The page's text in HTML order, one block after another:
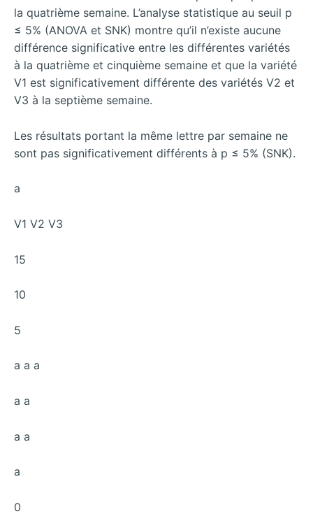
la quatrième semaine. L’analyse statistique au seuil p
≤ 5% (ANOVA et SNK) montre qu’il n’existe aucune
différence significative entre les différentes variétés
à la quatrième et cinquième semaine et que la variété
V1 est significativement différente des variétés V2 et
V3 à la septième semaine.
Les résultats portant la même lettre par semaine ne
sont pas significativement différents à p ≤ 5% (SNK).
a
V1 V2 V3
15
10
5
a a a
a a
a a
a
0